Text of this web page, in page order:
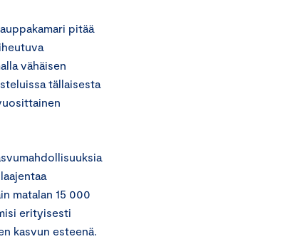
pitää
vähäisen
tällaisesta
matalan 15 000
erityisesti
kasvun esteenä.